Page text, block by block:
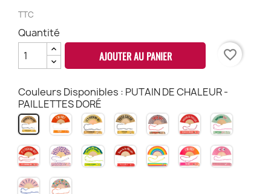
TTC
Quantité
AJOUTER AU PANIER favorite_border
Couleurs Disponibles : PUTAIN DE CHALEUR -
PAILLETTES DORÉ
PUTAIN
DE
CHALEUR
-
PAILLETTES
DORÉ
I
AM
HOT
PAILLETTES
BRILLANTES
ITS
FUCKING
HOT
PAILLETTES
PUTO
CALOR
PAILLETTES
DORÉES
FUCK
OFF
LEOPARD
PUTAIN
DE
CHALEUR
ROUGE
MATCHA
CLUB
FUCKING
HOT
ROUGE
CHIEN
SAUCISSE
i
AM
LOVE
IN
ARC
EN
I
M
PINK
EYES
SARDINEFIGUE